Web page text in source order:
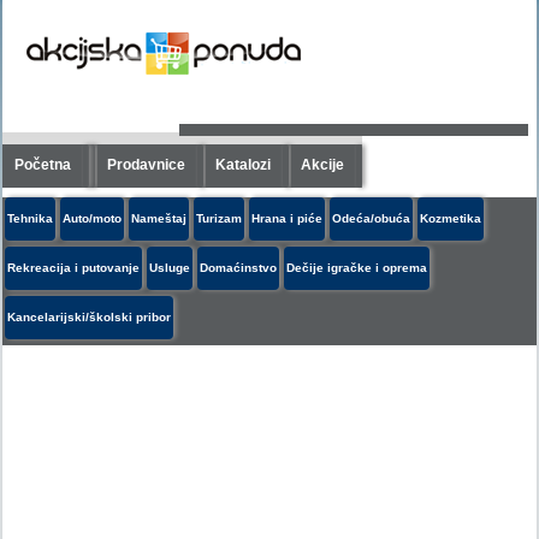
Početna Prodavnice Katalozi Akcije
Tehnika Auto/moto Nameštaj Turizam Hrana i piće Odeća/obuća Kozmetika
Rekreacija i putovanje Usluge Domaćinstvo Dečije igračke i oprema
Kancelarijski/školski pribor